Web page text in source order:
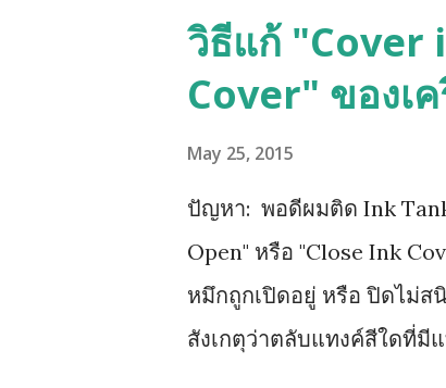
วิธีแก้ "Cover
Cover" ของเ
May 25, 2015
ปัญหา: พอดีผมติด Ink
Open" หรือ "Close Ink
หมึกถูกเปิดอยู่ หรือ ปิดไม่ส
สังเกตุว่าตลับแทงค์สีใดที่มี